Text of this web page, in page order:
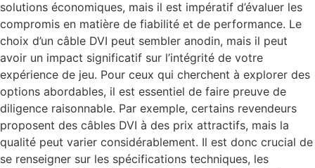
solutions économiques, mais il est impératif d’évaluer les
compromis en matière de fiabilité et de performance. Le
choix d’un câble DVI peut sembler anodin, mais il peut
avoir un impact significatif sur l’intégrité de votre
expérience de jeu. Pour ceux qui cherchent à explorer des
options abordables, il est essentiel de faire preuve de
diligence raisonnable. Par exemple, certains revendeurs
proposent des câbles DVI à des prix attractifs, mais la
qualité peut varier considérablement. Il est donc crucial de
se renseigner sur les spécifications techniques, les